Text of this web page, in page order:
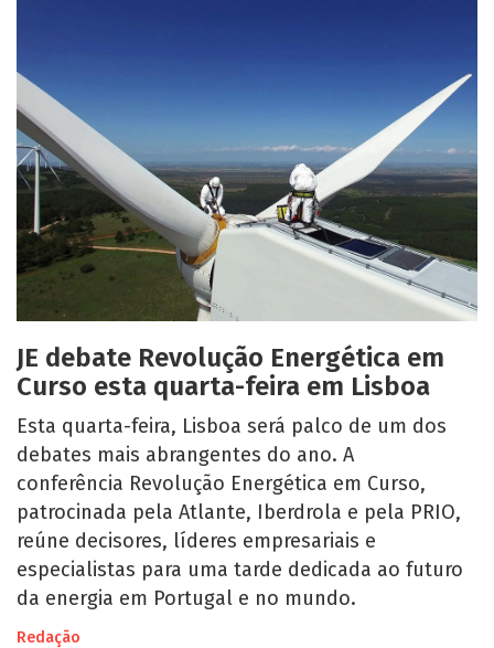
JE debate Revolução Energética em
Curso esta quarta-feira em Lisboa
Esta quarta-feira, Lisboa será palco de um dos
debates mais abrangentes do ano. A
conferência Revolução Energética em Curso,
patrocinada pela Atlante, Iberdrola e pela PRIO,
reúne decisores, líderes empresariais e
especialistas para uma tarde dedicada ao futuro
da energia em Portugal e no mundo.
Redação